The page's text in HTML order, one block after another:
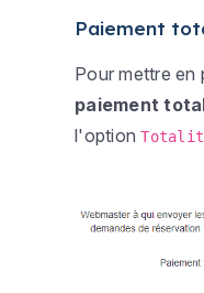
Paiement
Pour mettre en
paiement
l'option